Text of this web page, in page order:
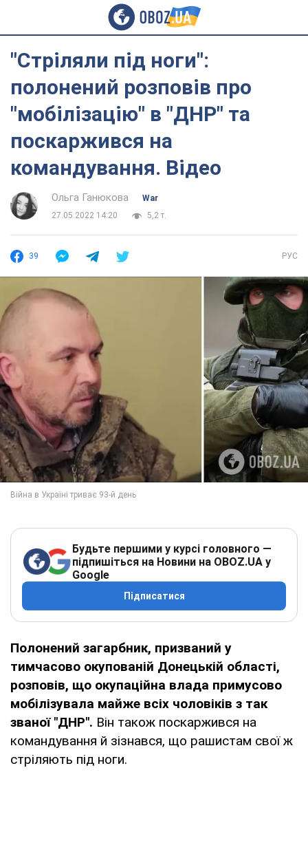
"Стріляли під ноги":
полонений розповів про
"мобілізацію" в "ДНР" та
поскаржився на
командування. Відео
Ольга Ганюкова
War
27.05.2022 14:20
5,2 т.
39 РУС
Будьте першими у курсі головного —
підпишіться на Новини на OBOZ.UA у
Google
Підписатися
Полонений загарбник, призваний у
тимчасово окупованій Донецькій області,
розповів, що окупаційна влада примусово
мобілізувала майже всіх чоловіків з так
званої "ДНР". Він також поскаржився на
командування й зізнався, що рашистам свої ж
стріляють під ноги.